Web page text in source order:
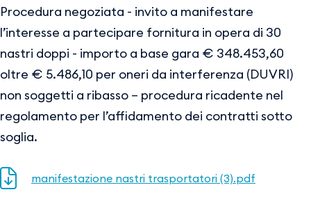
Procedura negoziata - invito a manifestare
l’interesse a partecipare fornitura in opera di 30
nastri doppi - importo a base gara € 348.453,60
oltre € 5.486,10 per oneri da interferenza (DUVRI)
non soggetti a ribasso – procedura ricadente nel
regolamento per l’affidamento dei contratti sotto
soglia.
manifestazione nastri trasportatori (3).pdf